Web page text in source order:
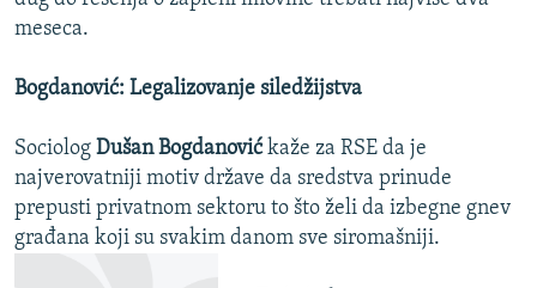
meseca.
Bogdanović: Legalizovanje siledžijstva
Sociolog Dušan Bogdanovićkaže za RSE da je
najverovatniji motiv države da sredstva prinude
prepusti privatnom sektoru to što želi da izbegne gnev
građana koji su svakim danom sve siromašniji.